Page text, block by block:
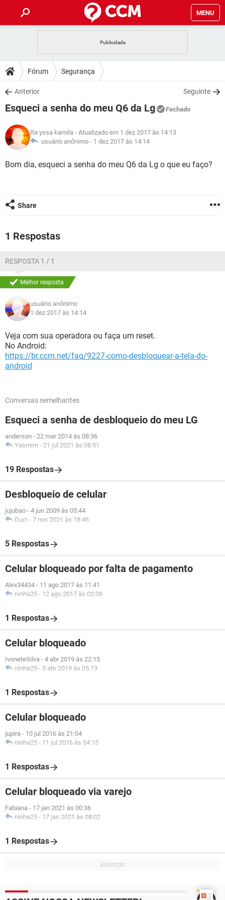
MENU
CELULAR
OUTLOOK
INSTAGRAM GMAIL
GUIA DE COMPRAS
DICAS
JOGOS
INSTAGRAM GMAIL
GUIA DE COMPRAS
DOWNLOADS
JOGOS WHATSAPP
CELULAR
OUTLOOK EXCEL
INSTAGRAM GMAIL
FÓRUM
JOGOS WHATSAPP
CELULAR
OUTLOOK EXCEL
GUIA DE COMPRAS
GLOSSÁRIO
JOGOS WHATSAPP
INSTAGRAM
Fórum Segurança
Anterior Seguinte
Esqueci a senha do meu Q6 da Lg Fechado
Ra yssa kamila - Atualizado em 1 dez 2017 às 14:13
usuário anônimo - 1 dez 2017 às 14:14
Bom dia, esqueci a senha do meu Q6 da Lg o que eu faço?
Share
1 Respostas
RESPOSTA 1 / 1
Melhor resposta
usuário anônimo
1 dez 2017 às 14:14
Veja com sua operadora ou faça um reset.
No Android:
https://br.ccm.net/faq/9227-como-desbloquear-a-tela-do-
android
Conversas semelhantes
Esqueci a senha de desbloqueio do meu LG
anderson - 22 mar 2014 às 08:36
Yasmim - 21 jul 2021 às 08:51
19 Respostas
Desbloqueio de celular
jujubao - 4 jun 2009 às 05:44
Duci - 7 nov 2021 às 18:46
5 Respostas
Celular bloqueado por falta de pagamento
Alex34434 - 11 ago 2017 às 11:41
ninha25 - 12 ago 2017 às 02:06
1 Respostas
Celular bloqueado
IvoneteSilva - 4 abr 2019 às 22:15
ninha25 - 5 abr 2019 às 05:13
1 Respostas
Celular bloqueado
jupira - 10 jul 2016 às 21:04
ninha25 - 11 jul 2016 às 04:15
1 Respostas
Celular bloqueado via varejo
Fabiana - 17 jan 2021 às 00:36
ninha25 - 17 jan 2021 às 08:02
1 Respostas